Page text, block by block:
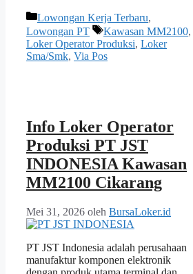
Kategori
Lowongan Kerja Terbaru,
Lowongan PT
Tag
Kawasan MM2100,
Loker Operator Produksi, Loker
Sma/Smk, Via Pos
Info Loker Operator
Produksi PT JST
INDONESIA Kawasan
MM2100 Cikarang
Mei 31, 2026 oleh BursaLoker.id
PT JST Indonesia adalah perusahaan
manufaktur komponen elektronik